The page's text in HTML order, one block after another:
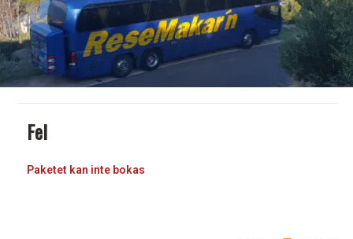
Fel
Paketet kan inte bokas